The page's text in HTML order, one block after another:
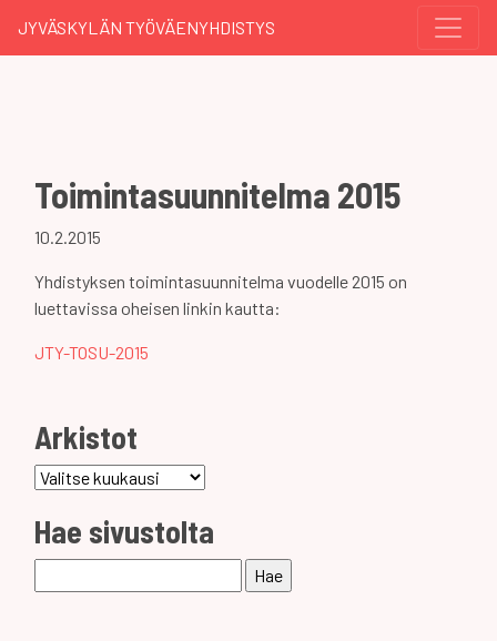
JYVÄSKYLÄN TYÖVÄENYHDISTYS
Toimintasuunnitelma 2015
10.2.2015
Yhdistyksen toimintasuunnitelma vuodelle 2015 on
luettavissa oheisen linkin kautta:
JTY-TOSU-2015
Arkistot
Arkistot
Hae sivustolta